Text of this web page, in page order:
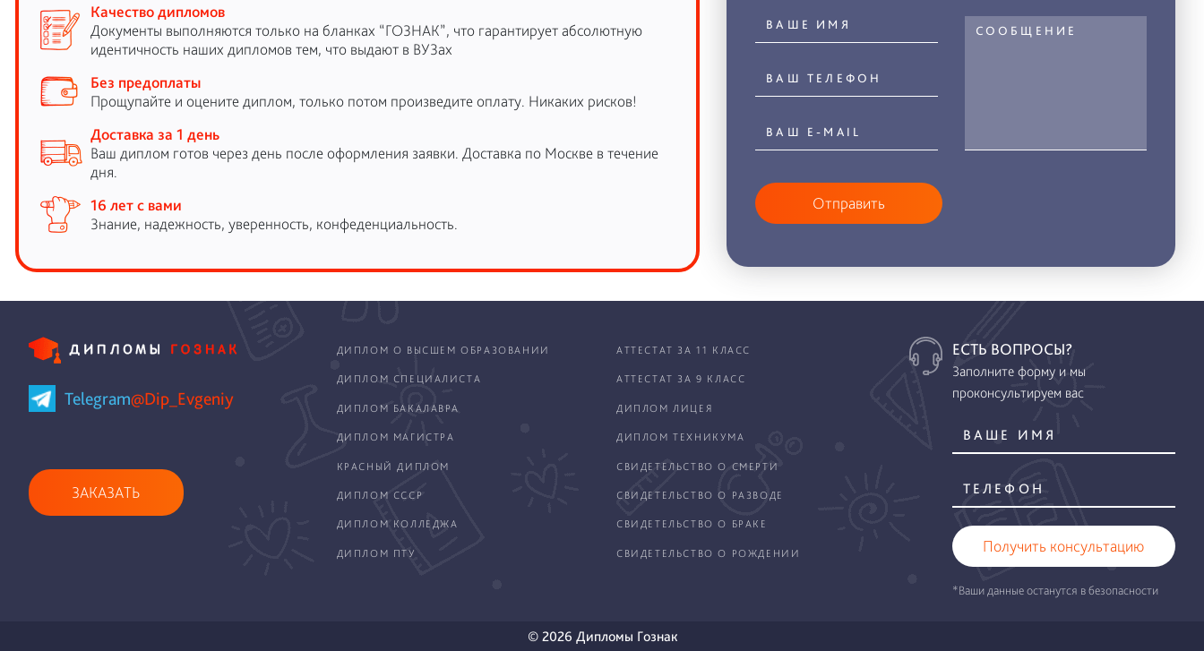
Качество дипломов
Документы выполняются только на бланках “ГОЗНАК”, что гарантирует абсолютную
идентичность наших дипломов тем, что выдают в ВУЗах
Без предоплаты
Прощупайте и оцените диплом, только потом произведите оплату. Никаких рисков!
Доставка за 1 день
Ваш диплом готов через день после оформления заявки. Доставка по Москве в течение
дня.
16 лет с вами
Знание, надежность, уверенность, конфеденциальность.
Отправить
Telegram@Dip_Evgeniy
ЗАКАЗАТЬ
ДИПЛОМ О ВЫСШЕМ ОБРАЗОВАНИИ АТТЕСТАТ ЗА 11 КЛАСС
ДИПЛОМ СПЕЦИАЛИСТА АТТЕСТАТ ЗА 9 КЛАСС
ДИПЛОМ БАКАЛАВРА ДИПЛОМ ЛИЦЕЯ
ДИПЛОМ МАГИСТРА ДИПЛОМ ТЕХНИКУМА
КРАСНЫЙ ДИПЛОМ СВИДЕТЕЛЬСТВО О СМЕРТИ
ДИПЛОМ СССР СВИДЕТЕЛЬСТВО О РАЗВОДЕ
ДИПЛОМ КОЛЛЕДЖА СВИДЕТЕЛЬСТВО О БРАКЕ
ДИПЛОМ ПТУ СВИДЕТЕЛЬСТВО О РОЖДЕНИИ
ЕСТЬ ВОПРОСЫ?
Заполните форму и мы
проконсультируем вас
Получить консультацию
*Ваши данные останутся в безопасности
© 2026 Дипломы Гознак